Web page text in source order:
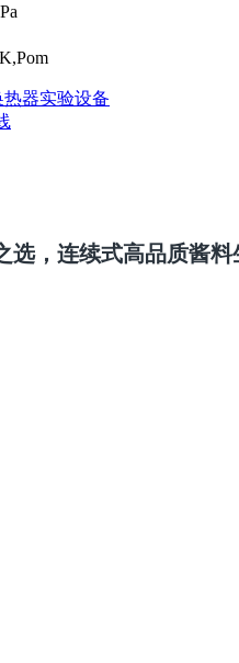
热器实验设备
选，连续式高品质酱